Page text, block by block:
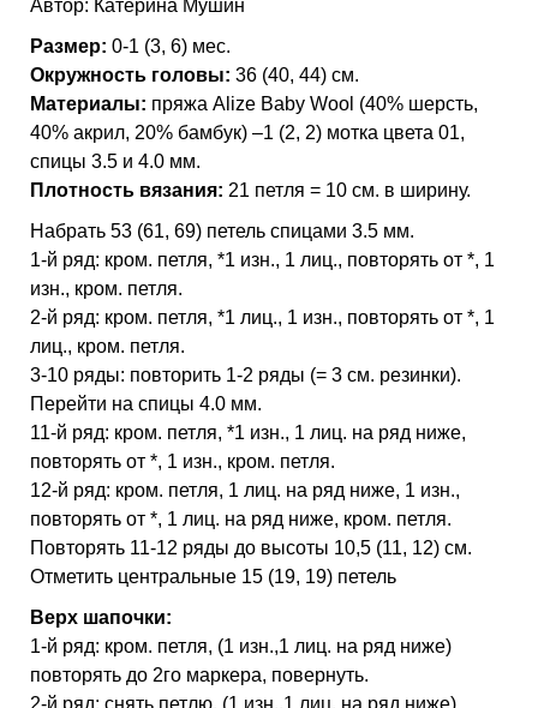
Автор: Катерина Мушин
Размер: 0-1 (3, 6) мес.
Окружность головы: 36 (40, 44) см.
Материалы: пряжа Alize Baby Wool (40% шерсть,
40% акрил, 20% бамбук) –1 (2, 2) мотка цвета 01,
спицы 3.5 и 4.0 мм.
Плотность вязания: 21 петля = 10 см. в ширину.
Набрать 53 (61, 69) петель спицами 3.5 мм.
1-й ряд: кром. петля, *1 изн., 1 лиц., повторять от *, 1
изн., кром. петля.
2-й ряд: кром. петля, *1 лиц., 1 изн., повторять от *, 1
лиц., кром. петля.
3-10 ряды: повторить 1-2 ряды (= 3 см. резинки).
Перейти на спицы 4.0 мм.
11-й ряд: кром. петля, *1 изн., 1 лиц. на ряд ниже,
повторять от *, 1 изн., кром. петля.
12-й ряд: кром. петля, 1 лиц. на ряд ниже, 1 изн.,
повторять от *, 1 лиц. на ряд ниже, кром. петля.
Повторять 11-12 ряды до высоты 10,5 (11, 12) см.
Отметить центральные 15 (19, 19) петель
Верх шапочки:
1-й ряд: кром. петля, (1 изн.,1 лиц. на ряд ниже)
повторять до 2го маркера, повернуть.
2-й ряд: снять петлю, (1 изн.,1 лиц. на ряд ниже)